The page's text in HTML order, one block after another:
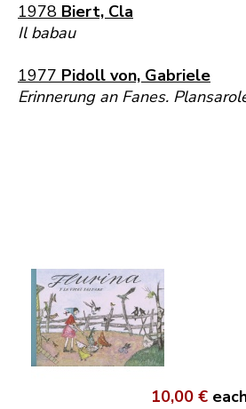
1978 Biert, Cla
Il babau
1977 Pidoll von, Gabriele
Erinnerung an Fanes.
10,00 €